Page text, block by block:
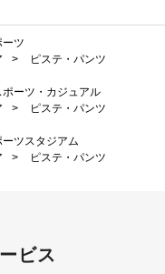
ツ
>
ピステ・パンツ
ポーツ・カジュアル
>
ピステ・パンツ
ツスタジアム
>
ピステ・パンツ
ビス